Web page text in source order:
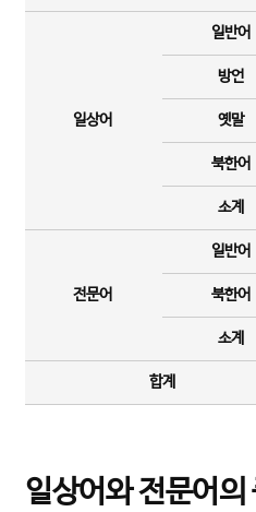
일상어
일반어
방언
옛말
북한어
소계
전문어
일반어
북한어
소계
합계
일상어와 전문어의